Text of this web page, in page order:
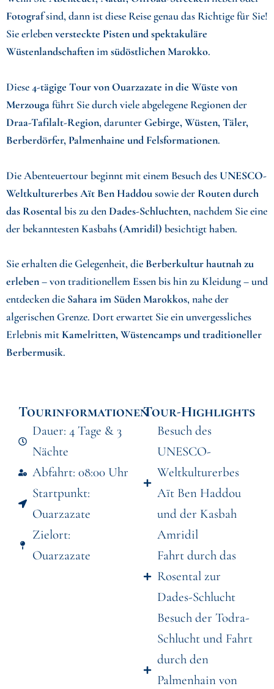
Fotografsind, dann ist diese Reise genau das Richtige für Sie!
Sie erlebenversteckte Pisten und spektakuläre
Wüstenlandschaftenimsüdöstlichen Marokko.
Diese4-tägige Tour von Ouarzazate in die Wüste von
Merzougaführt Sie durch viele abgelegene Regionen der
Draa-Tafilalt-Region, darunterGebirge, Wüsten, Täler,
Berberdörfer, Palmenhaine und Felsformationen.
Die Abenteuertour beginnt mit einem Besuch desUNESCO-
Weltkulturerbes Aït Ben Haddousowie der Routen durch
das Rosental bis zu denDades-Schluchten, nachdem Sie eine
der bekanntesten Kasbahs(Amridil) besichtigt haben.
Sie erhalten die Gelegenheit, die Berberkultur hautnah zu
erleben– von traditionellem Essen bis hin zu Kleidung – und
entdecken die Sahara im Süden Marokkos, nahe der
algerischen Grenze. Dort erwartet Sie ein unvergessliches
Erlebnis mitKamelritten, Wüstencamps und traditioneller
Berbermusik.
Tourinformationen
Dauer: 4 Tage & 3
Nächte
Abfahrt: 08:00 Uhr
Startpunkt:
Ouarzazate
Zielort:
Ouarzazate
Tour-Highlights
Besuch des
UNESCO-
Weltkulturerbes
Aït Ben Haddou
und der Kasbah
Amridil
Fahrt durch das
Rosental zur
Dades-Schlucht
Besuch der Todra-
Schlucht und Fahrt
durch den
Palmenhain von